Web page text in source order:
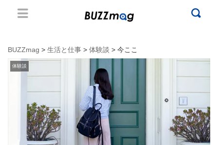
BUZZmag > 生活と仕事 > 体験談 > 今ここ
体験談